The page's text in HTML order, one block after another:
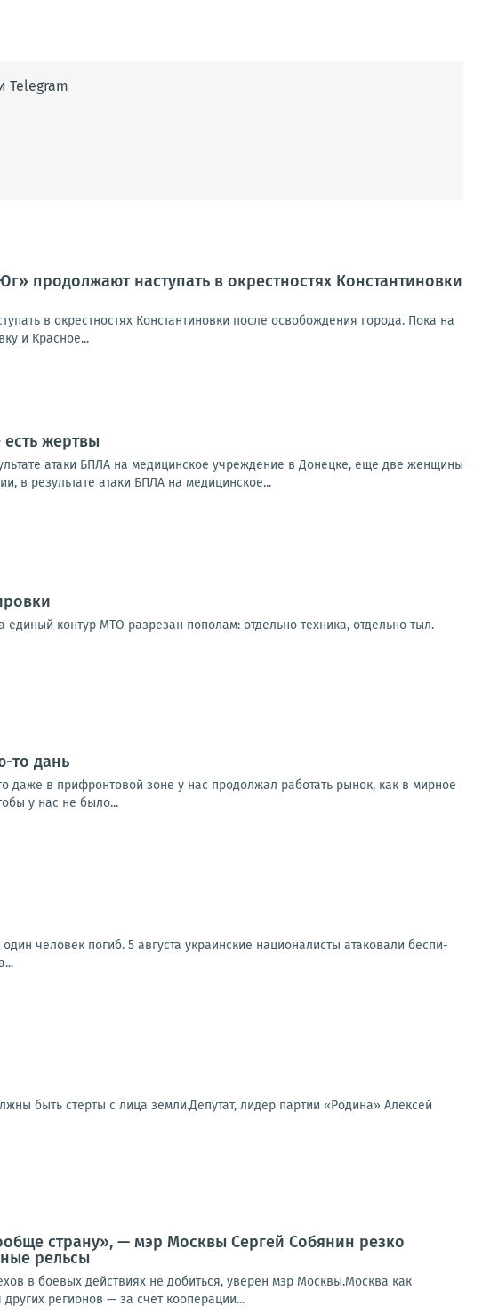
Telegram
продолжают наступать в окрестностях Константиновки
в окрестностях Константиновки после освобождения города. Пока на
и Красное...
жертвы
атаки БПЛА на медицинское учреждение в Донецке, еще две женщины
в результате атаки БПЛА на медицинское...
контур МТО разрезан пополам: отдельно техника, отдельно тыл.
то дань
в прифронтовой зоне у нас продолжал работать рынок, как в мирное
у нас не было...
чело­век погиб. 5 авгу­ста укра­ин­ские наци­о­на­ли­сты ата­ко­ва­ли бес­пи­
быть стерты с лица земли.Депутат, лидер партии «Родина» Алексей
страну», — мэр Москвы Сергей Собянин резко
рельсы
в боевых действиях не добиться, уверен мэр Москвы.Москва как
регионов — за счёт кооперации...